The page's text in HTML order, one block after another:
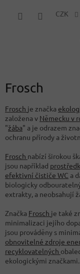
CZK
Frosch
Frosch je značka
založena v Německu v
"žába" a je odrazem
ochranu přírody a
Frosch nabízí širokou
jsou například
efektivní čističe WC a
biologicky
extrakty, a neobsahují
Značka Frosch je také
minimalizaci jejího
jsou prováděny s
obnovitelné zdroje
recyklovatelných
ekologickými značkami.